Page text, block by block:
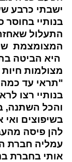
ישבתי כרבע
בנותיי
התעלול
המצומצמת
היא הביטה
מצולמות חיות
"תראי עד כמה
בנותיי רצו
והכל השתנה,
בשיפוצים ואי
להן פיסה
עמליה חברת
אותי בחברת